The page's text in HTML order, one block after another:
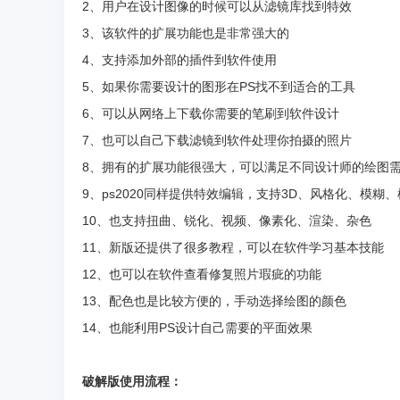
2、用户在设计图像的时候可以从滤镜库找到特效
3、该软件的扩展功能也是非常强大的
4、支持添加外部的插件到软件使用
5、如果你需要设计的图形在PS找不到适合的工具
6、可以从网络上下载你需要的笔刷到软件设计
7、也可以自己下载滤镜到软件处理你拍摄的照片
8、拥有的扩展功能很强大，可以满足不同设计师的绘图
9、ps2020同样提供特效编辑，支持3D、风格化、模糊
10、也支持扭曲、锐化、视频、像素化、渲染、杂色
11、新版还提供了很多教程，可以在软件学习基本技能
12、也可以在软件查看修复照片瑕疵的功能
13、配色也是比较方便的，手动选择绘图的颜色
14、也能利用PS设计自己需要的平面效果
破解版使用流程：